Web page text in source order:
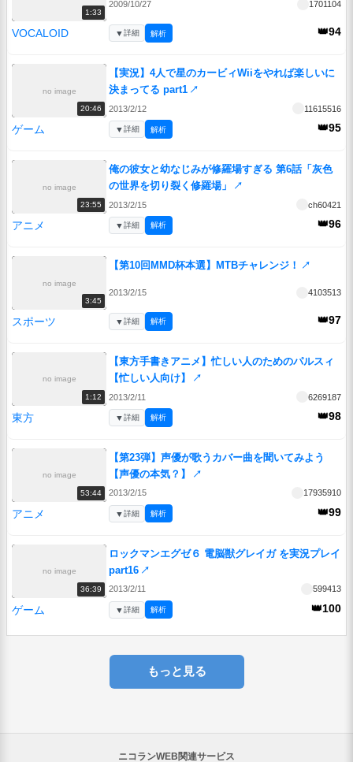
1:33
2009/10/27 1701104
VOCALOID 👑94
▼詳細 解析
no image
20:46
【実況】4人で星のカービィWiiをやれば楽しいに
決まってる part1 ↗
2013/2/12 11615516
ゲーム 👑95
▼詳細 解析
no image
23:55
俺の彼女と幼なじみが修羅場すぎる 第6話「灰色
の世界を切り裂く修羅場」
↗
2013/2/15 ch60421
アニメ 👑96
▼詳細 解析
no image
3:45
【第10回MMD杯本選】MTBチャレンジ！ ↗
2013/2/15 4103513
スポーツ 👑97
▼詳細 解析
no image
1:12
【東方手書きアニメ】忙しい人のためのパルスィ
【忙しい人向け】
↗
2013/2/11 6269187
東方 👑98
▼詳細 解析
no image
53:44
【第23弾】声優が歌うカバー曲を聞いてみよう
【声優の本気？】
↗
2013/2/15 17935910
アニメ 👑99
▼詳細 解析
no image
36:39
ロックマンエグゼ６ 電脳獣グレイガ を実況プレイ
part16 ↗
2013/2/11 599413
ゲーム 👑100
▼詳細 解析
もっと見る
ニコランWEB関連サービス